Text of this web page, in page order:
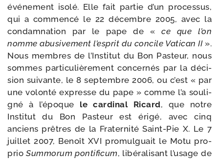
évé­ne­ment iso­lé. Elle fait par­tie d’un pro­ces­sus,
qui a com­men­cé le 22 décembre 2005, avec la
condam­na­tion par le pape de «ce que l’on
nomme abu­si­ve­ment l’es­prit du concile Vatican II».
Nous membres de l’Institut du Bon Pasteur, nous
sommes par­ti­cu­liè­re­ment concer­nés par la déci­
sion sui­vante, le 8 sep­tembre 2006, ou c’est « par
une volon­té expresse du pape » comme l’a sou­li­
gné à l’é­poque le car­di­nal Ricard, que notre
Institut du Bon Pasteur est éri­gé, avec cinq
anciens prêtres de la Fraternité Saint-​Pie X. Le 7
juillet 2007, Benoît XVI pro­mul­guait le Motu pro­
prioSummorum pon­ti­fi­cum, libé­ra­li­sant l’u­sage de